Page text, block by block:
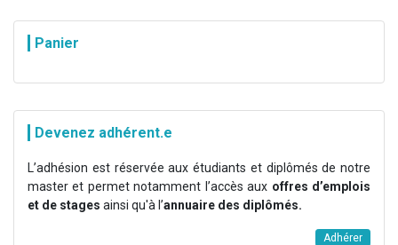
Panier
Devenez adhérent.e
L’adhésion est réservée aux étudiants et diplômés de notre
master et permet notamment l’accès aux offres d’emplois
et de stages ainsi qu'à l’annuaire des diplômés.
Adhérer